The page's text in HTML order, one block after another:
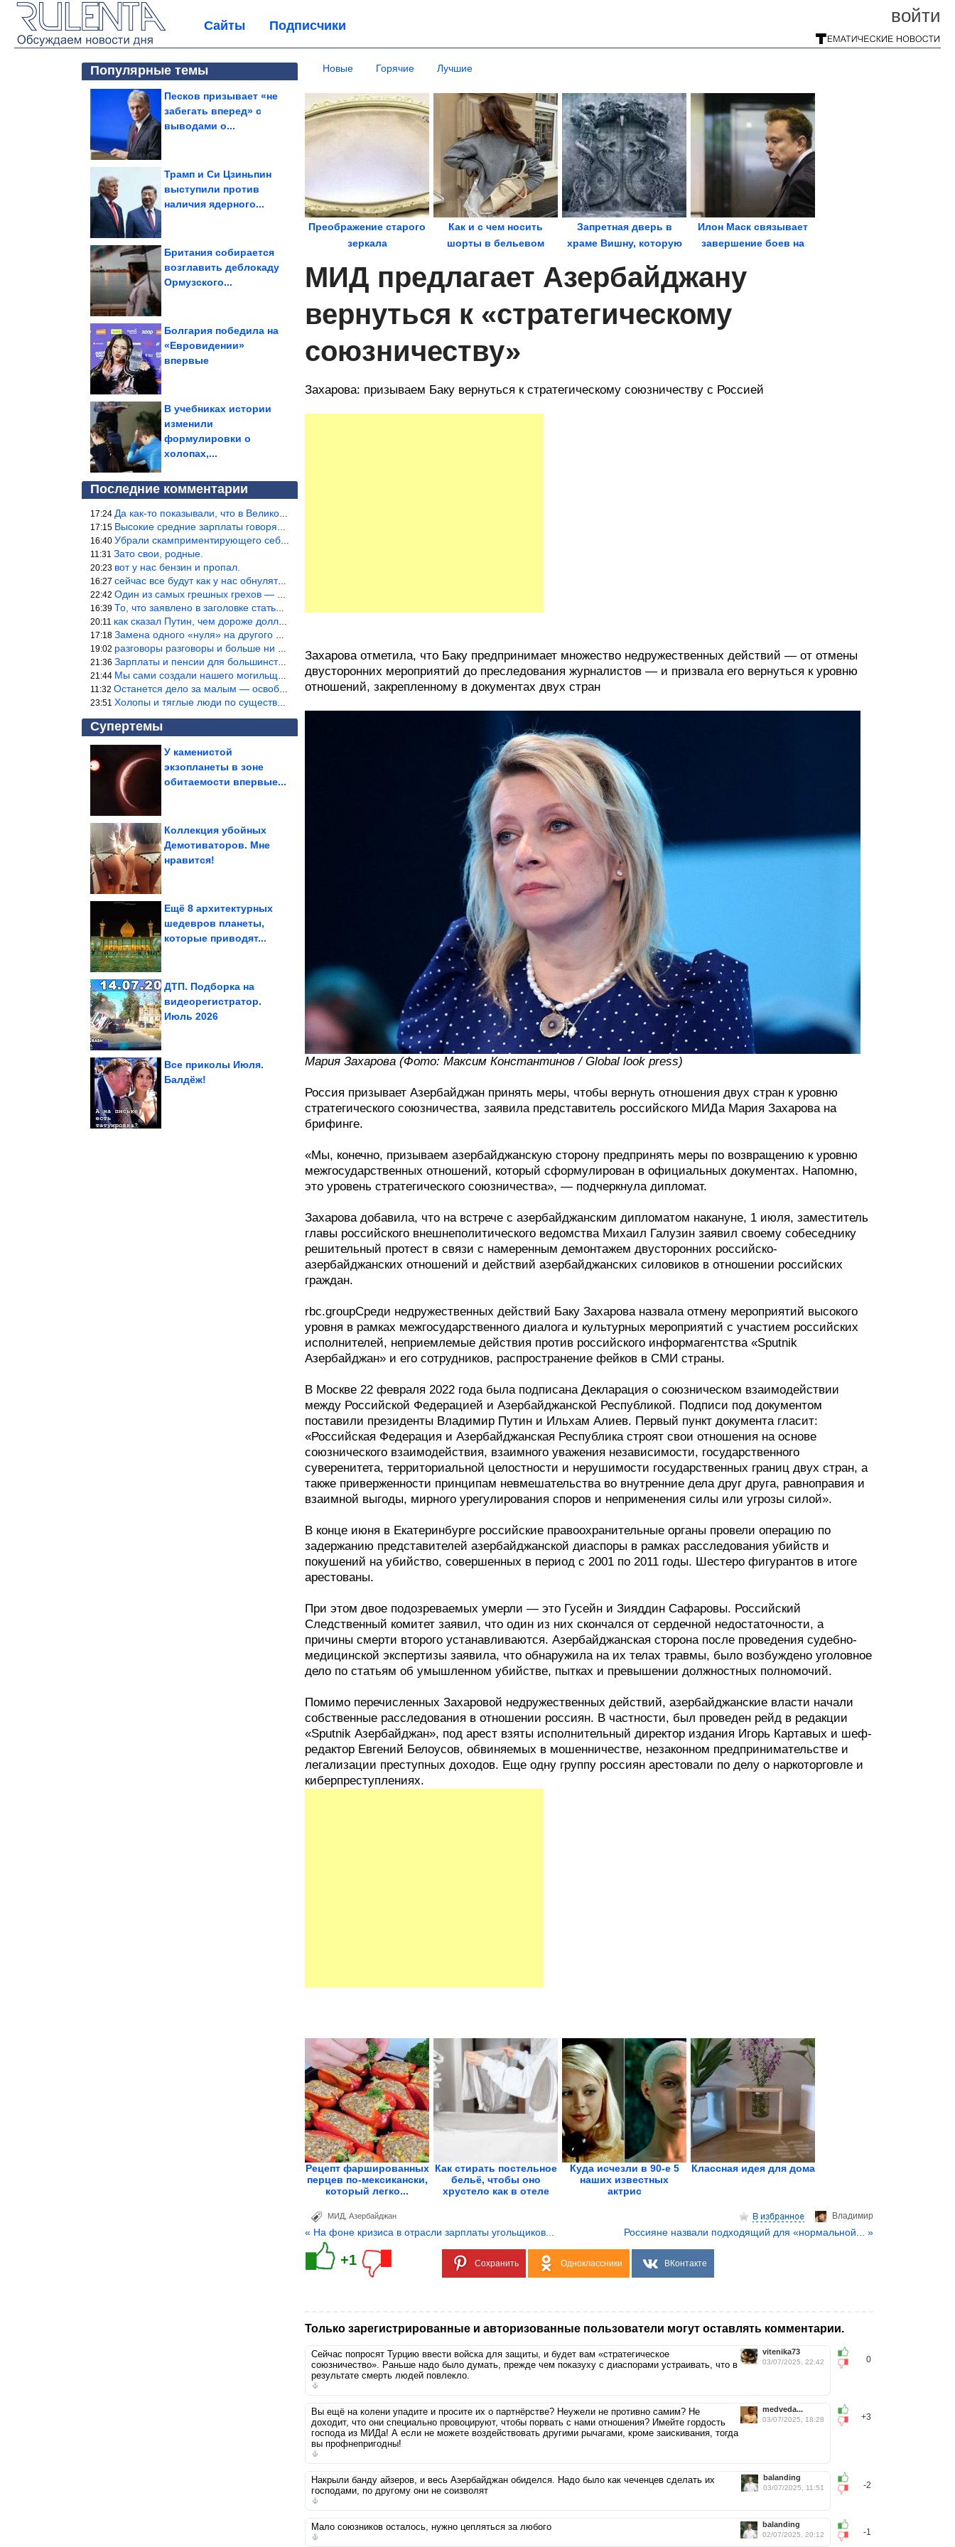
войти
Сайты Подписчики
Популярные темы
Песков призывает «не
забегать вперед» с
выводами о...
Трамп и Си Цзиньпин
выступили против
наличия ядерного...
Британия собирается
возглавить деблокаду
Ормузского...
Болгария победила на
«Евровидении»
впервые
В учебниках истории
изменили
формулировки о
холопах,...
Последние комментарии
17:24 Да как-то показывали, что в Великобритании вообще корм для живот
17:15 Высокие средние зарплаты говорят о заоблачных зарплатах определё
16:40 Убрали скамприментирующего себя марианетку, кто будет следующим…
11:31 Зато свои, родные.
20:23 вот у нас бензин и пропал.
16:27 сейчас все будут как у нас обнуляться.
22:42 Один из самых грешных грехов — считать себя непогрешимым.
16:39 То, что заявлено в заголовке статьи противоречит утверждению &qu
20:11 как сказал Путин, чем дороже доллар тем дороже нефть продадим.
17:18 Замена одного «нуля» на другого «нуля» в рамках одной и той же с
19:02 разговоры разговоры и больше ни чего 9я часть балабола.
21:36 Зарплаты и пенсии для большинства населения в регионах нищенские
21:44 Мы сами создали нашего могильщика, это ИИ. Он нас и похоронит. М
11:32 Останется дело за малым — освободить планету Земля от глупого ви
23:51 Холопы и тяглые люди по существу одно и тоже. Буржуи и холопы сн
Супертемы
Самые красивые знаки
У каменистой
экзопланеты в зоне
обитаемости впервые...
Факты о мозге, которые
Коллекция убойных
Демотиваторов. Мне
нравится!
Ещё 8 архитектурных
шедевров планеты,
которые приводят...
Чем эксплуатация
отличается от машины
ДТП. Подборка на
видеорегистратор.
Июль 2026
Все приколы Июля.
Балдёж!
Новые Горячие Лучшие
Преображение старого
зеркала
Как и с чем носить
шорты в бельевом
Запретная дверь в
храме Вишну, которую
Илон Маск связывает
завершение боев на
МИД предлагает Азербайджану
вернуться к «стратегическому
союзничеству»
Захарова: призываем Баку вернуться к стратегическому союзничеству с Россией
Захарова отметила, что Баку предпринимает множество недружественных действий — от отмены
двусторонних мероприятий до преследования журналистов — и призвала его вернуться к уровню
отношений, закрепленному в документах двух стран
Мария Захарова (Фото: Максим Константинов / Global look press)
Россия призывает Азербайджан принять меры, чтобы вернуть отношения двух стран к уровню
стратегического союзничества, заявила представитель российского МИДа Мария Захарова на
брифинге.
«Мы, конечно, призываем азербайджанскую сторону предпринять меры по возвращению к уровню
межгосударственных отношений, который сформулирован в официальных документах. Напомню,
это уровень стратегического союзничества», — подчеркнула дипломат.
Захарова добавила, что на встрече с азербайджанским дипломатом накануне, 1 июля, заместитель
главы российского внешнеполитического ведомства Михаил Галузин заявил своему собеседнику
решительный протест в связи с намеренным демонтажем двусторонних российско-
азербайджанских отношений и действий азербайджанских силовиков в отношении российских
граждан.
rbc.groupСреди недружественных действий Баку Захарова назвала отмену мероприятий высокого
уровня в рамках межгосударственного диалога и культурных мероприятий с участием российских
исполнителей, неприемлемые действия против российского информагентства «Sputnik
Азербайджан» и его сотрудников, распространение фейков в СМИ страны.
В Москве 22 февраля 2022 года была подписана Декларация о союзническом взаимодействии
между Российской Федерацией и Азербайджанской Республикой. Подписи под документом
поставили президенты Владимир Путин и Ильхам Алиев. Первый пункт документа гласит:
«Российская Федерация и Азербайджанская Республика строят свои отношения на основе
союзнического взаимодействия, взаимного уважения независимости, государственного
суверенитета, территориальной целостности и нерушимости государственных границ двух стран, а
также приверженности принципам невмешательства во внутренние дела друг друга, равноправия и
взаимной выгоды, мирного урегулирования споров и неприменения силы или угрозы силой».
В конце июня в Екатеринбурге российские правоохранительные органы провели операцию по
задержанию представителей азербайджанской диаспоры в рамках расследования убийств и
покушений на убийство, совершенных в период с 2001 по 2011 годы. Шестеро фигурантов в итоге
арестованы.
При этом двое подозреваемых умерли — это Гусейн и Зияддин Сафаровы. Российский
Следственный комитет заявил, что один из них скончался от сердечной недостаточности, а
причины смерти второго устанавливаются. Азербайджанская сторона после проведения судебно-
медицинской экспертизы заявила, что обнаружила на их телах травмы, было возбуждено уголовное
дело по статьям об умышленном убийстве, пытках и превышении должностных полномочий.
Помимо перечисленных Захаровой недружественных действий, азербайджанские власти начали
собственные расследования в отношении россиян. В частности, был проведен рейд в редакции
«Sputnik Азербайджан», под арест взяты исполнительный директор издания Игорь Картавых и шеф-
редактор Евгений Белоусов, обвиняемых в мошенничестве, незаконном предпринимательстве и
легализации преступных доходов. Еще одну группу россиян арестовали по делу о наркоторговле и
киберпреступлениях.
Рецепт фаршированных
перцев по-мексикански,
который легко...
Как стирать постельное
бельё, чтобы оно
хрустело как в отеле
Куда исчезли в 90-е 5
наших известных
актрис
Классная идея для дома
Владимир
МИД Азербайджан
« На фоне кризиса в отрасли зарплаты угольщиков... Россияне назвали подходящий для «нормальной... »
+1 Сохранить Одноклассники ВКонтакте
Только зарегистрированные и авторизованные пользователи могут оставлять комментарии.
0
vitenika73
03/07/2025, 22:42
Сейчас попросят Турцию ввести войска для защиты, и будет вам «стратегическое
союзничество». Раньше надо было думать, прежде чем показуху с диаспорами устраивать, что в
результате смерть людей повлекло.
+3
medveda...
03/07/2025, 18:28
Вы ещё на колени упадите и просите их о партнёрстве? Неужели не противно самим? Не
доходит, что они специально провоцируют, чтобы порвать с нами отношения? Имейте гордость
господа из МИДа! А если не можете воздействовать другими рычагами, кроме заискивания, тогда
вы профнепригодны!
-2
balanding
03/07/2025, 11:51
Накрыли банду айзеров, и весь Азербайджан обиделся. Надо было как чеченцев сделать их
господами, по другому они не соизволят
-1
balanding
02/07/2025, 20:12
Мало союзников осталось, нужно цепляться за любого